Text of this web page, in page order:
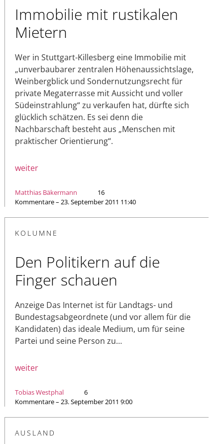
Immobilie mit rustikalen
Mietern
Wer in Stuttgart-Killesberg eine Immobilie mit
„unverbaubarer zentralen Höhenaussichtslage,
Weinbergblick und Sondernutzungsrecht für
private Megaterrasse mit Aussicht und voller
Südeinstrahlung“ zu verkaufen hat, dürfte sich
glücklich schätzen. Es sei denn die
Nachbarschaft besteht aus „Menschen mit
praktischer Orientierung“.
weiter
Matthias Bäkermann
16
Kommentare – 23. September 2011 11:40
KOLUMNE
Den Politikern auf die
Finger schauen
Anzeige Das Internet ist für Landtags- und
Bundestagsabgeordnete (und vor allem für die
Kandidaten) das ideale Medium, um für seine
Partei und seine Person zu…
weiter
Tobias Westphal
6
Kommentare – 23. September 2011 9:00
AUSLAND